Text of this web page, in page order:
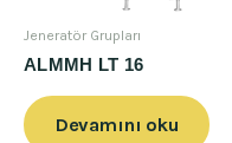
Jeneratör Grupları
ALMMH LT 16
Devamını oku